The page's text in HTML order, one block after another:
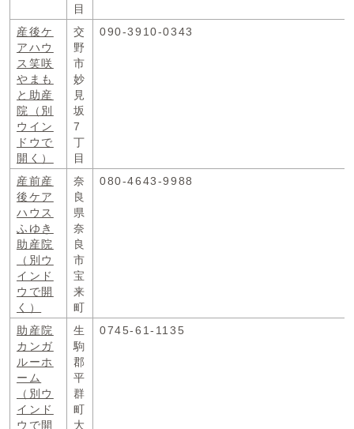
目
産後ケ
アハウ
ス笑咲
やまも
と助産
院
（別
ウイン
ドウで
開く）
交
野
市
妙
見
坂
7
丁
目
090-3910-0343
産前産
後ケア
ハウス
ふゆき
助産院
（別ウ
インド
ウで開
く）
奈
良
県
奈
良
市
宝
来
町
080-4643-9988
助産院
カンガ
ルーホ
ーム
（別ウ
インド
ウで開
生
駒
郡
平
群
町
大
0745-61-1135